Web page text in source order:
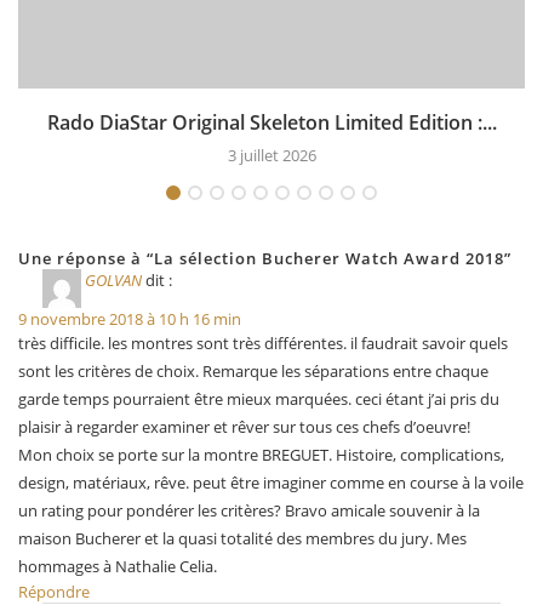
Rado DiaStar Original Skeleton Limited Edition :...
3 juillet 2026
Une réponse à “La sélection Bucherer Watch Award 2018”
GOLVANdit :
9 novembre 2018 à 10 h 16 min
très difficile. les montres sont très différentes. il faudrait savoir quels
sont les critères de choix. Remarque les séparations entre chaque
garde temps pourraient être mieux marquées. ceci étant j’ai pris du
plaisir à regarder examiner et rêver sur tous ces chefs d’oeuvre!
Mon choix se porte sur la montre BREGUET. Histoire, complications,
design, matériaux, rêve. peut être imaginer comme en course à la voile
un rating pour pondérer les critères? Bravo amicale souvenir à la
maison Bucherer et la quasi totalité des membres du jury. Mes
hommages à Nathalie Celia.
Répondre